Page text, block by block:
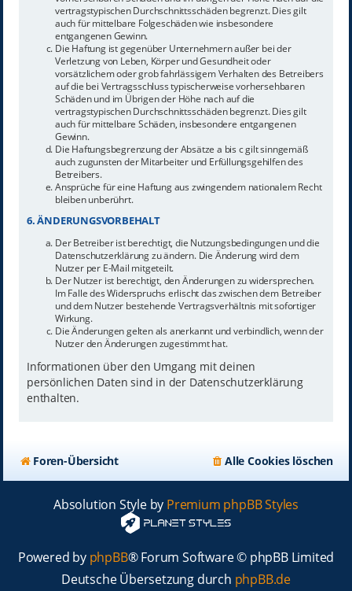
vertragstypischen Durchschnittsschäden begrenzt. Dies gilt
auch für mittelbare Folgeschäden wie insbesondere
entgangenen Gewinn.
Die Haftung ist gegenüber Unternehmern außer bei der
Verletzung von Leben, Körper und Gesundheit oder
vorsätzlichem oder grob fahrlässigem Verhalten des Betreibers
auf die bei Vertragsschluss typischerweise vorhersehbaren
Schäden und im Übrigen der Höhe nach auf die
vertragstypischen Durchschnittsschäden begrenzt. Dies gilt
auch für mittelbare Schäden, insbesondere entgangenen
Gewinn.
Die Haftungsbegrenzung der Absätze a bis c gilt sinngemäß
auch zugunsten der Mitarbeiter und Erfüllungsgehilfen des
Betreibers.
Ansprüche für eine Haftung aus zwingendem nationalem Recht
bleiben unberührt.
6. ÄNDERUNGSVORBEHALT
Der Betreiber ist berechtigt, die Nutzungsbedingungen und die
Datenschutzerklärung zu ändern. Die Änderung wird dem
Nutzer per E-Mail mitgeteilt.
Der Nutzer ist berechtigt, den Änderungen zu widersprechen.
Im Falle des Widerspruchs erlischt das zwischen dem Betreiber
und dem Nutzer bestehende Vertragsverhältnis mit sofortiger
Wirkung.
Die Änderungen gelten als anerkannt und verbindlich, wenn der
Nutzer den Änderungen zugestimmt hat.
Informationen über den Umgang mit deinen
persönlichen Daten sind in der Datenschutzerklärung
enthalten.
Foren-Übersicht Alle Cookies löschen
Absolution Style by Premium phpBB Styles
Powered by phpBB® Forum Software © phpBB Limited
Deutsche Übersetzung durch phpBB.de